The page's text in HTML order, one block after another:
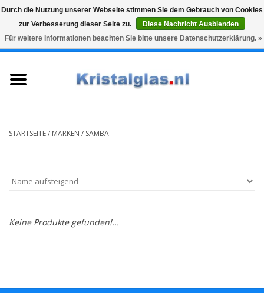
Snelle levering
Graveren
0 Artikel - €0,00
STARTSEITE/ MARKEN / SAMBA
Keine Produkte gefunden!...
Durch die Nutzung unserer Webseite stimmen Sie dem Gebrauch von Cookies
zur Verbesserung dieser Seite zu.
Diese Nachricht Ausblenden
Für weitere Informationen beachten Sie bitte unsere Datenschutzerklärung. »